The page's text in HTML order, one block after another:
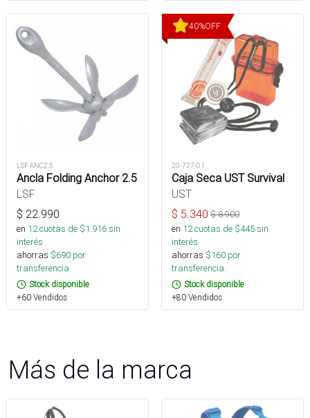
LSF ANC2.5
Ancla Folding Anchor 2.5
LSF
$ 22.990
en 12cuotas de $1.916sin
interés
ahorras $690 por
transferencia.
Stock disponible
+60 Vendidos
40%OFF
20-727-01
Caja Seca UST Survival
UST
$ 5.340 $8.900
en 12cuotas de $445sin
interés
ahorras $160 por
transferencia.
Stock disponible
+80 Vendidos
Más de la marca